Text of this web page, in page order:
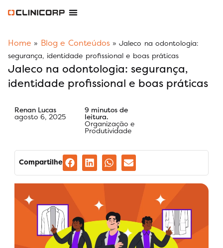
Home » Blog e Conteúdos»Jaleco na odontologia:
segurança, identidade profissional e boas práticas
Jaleco na odontologia: segurança,
identidade profissional e boas práticas
Renan Lucas
agosto 6, 2025
9 minutos de
leitura.
Organização e
Produtividade
Compartilhe